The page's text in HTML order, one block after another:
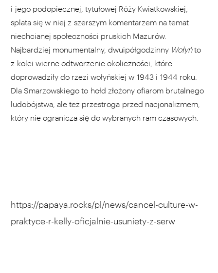
i jego podopiecznej, tytułowej Róży Kwiatkowskiej,
splata się w niej z szerszym komentarzem na temat
niechcianej społeczności pruskich Mazurów.
Najbardziej monumentalny, dwuipółgodzinny Wołyńto
z kolei wierne odtworzenie okoliczności, które
doprowadziły do rzezi wołyńskiej w 1943 i 1944 roku.
Dla Smarzowskiego to hołd złożony ofiarom brutalnego
ludobójstwa, ale też przestroga przed nacjonalizmem,
który nie ogranicza się do wybranych ram czasowych.
https://papaya.rocks/pl/news/cancel-culture-w-
praktyce-r-kelly-oficjalnie-usuniety-z-serw